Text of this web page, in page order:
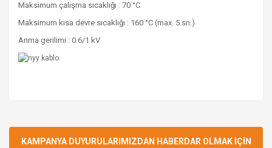
Maksimum çalışma sıcaklığı : 70 °C
Maksimum kısa devre sıcaklığı : 160 °C (max. 5 sn.)
Anma gerilimi : 0.6/1 kV
KAMPANYA DUYURULARIMIZDAN HABERDAR OLMAK İÇİN